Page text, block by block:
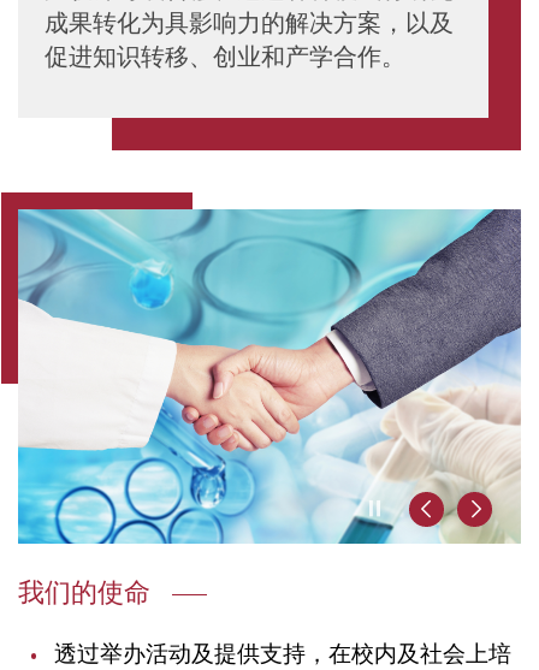
成果转化为具影响力的解决方案，以及
促进知识转移、创业和产学合作。
前一页后一页
播放 / 暂停
我们的使命
透过举办活动及提供支持，在校内及社会上培